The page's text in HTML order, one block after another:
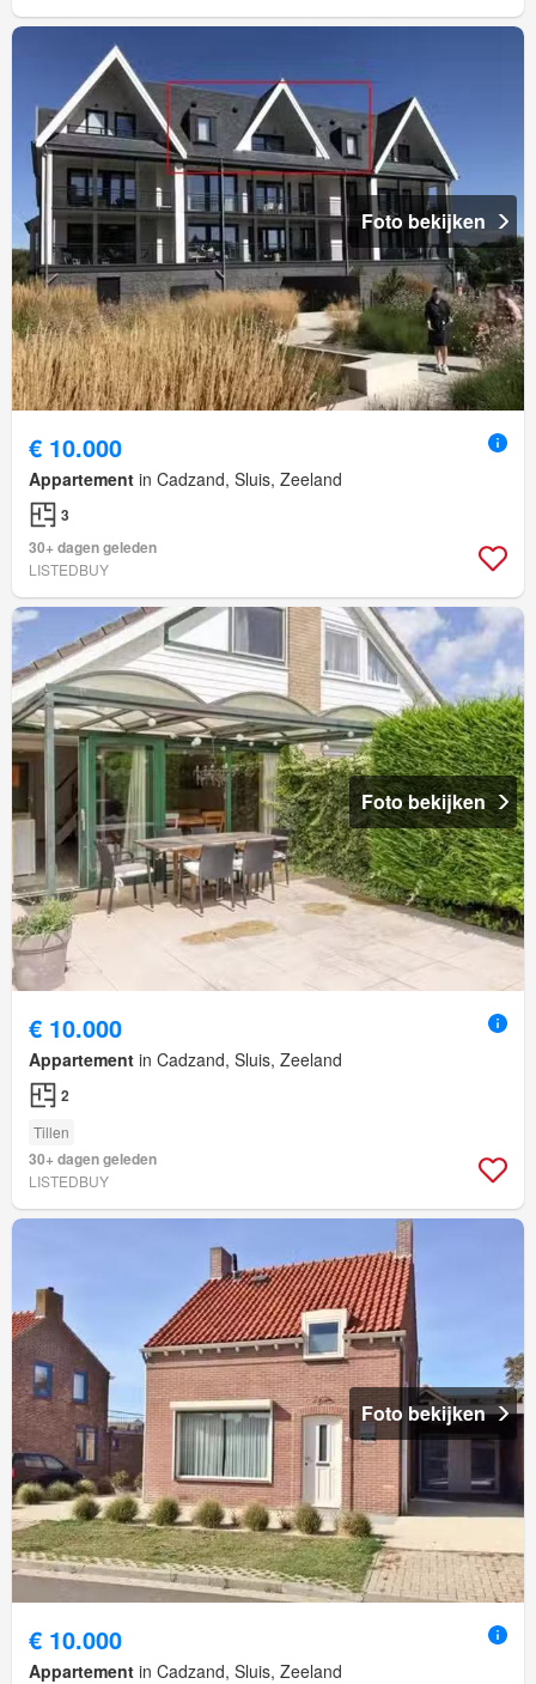
Foto bekijken
€ 10.000
Appartement in Cadzand, Sluis, Zeeland
3
30+ dagen geleden
LISTEDBUY
Foto bekijken
€ 10.000
Appartement in Cadzand, Sluis, Zeeland
2
Tillen
30+ dagen geleden
LISTEDBUY
Foto bekijken
€ 10.000
Appartement in Cadzand, Sluis, Zeeland